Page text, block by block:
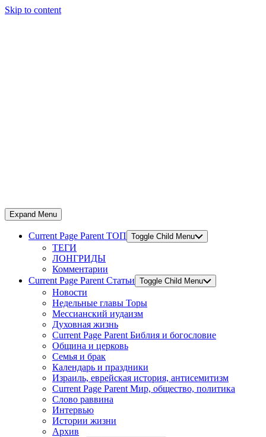
Skip to content
Expand Menu
Current Page Parent ТОП Toggle Child Menu
ТЕГИ
ЛОНГРИДЫ
Комментарии
Current Page Parent Статьи Toggle Child Menu
Новости
Недельные главы Торы
Мессианский иудаизм
Духовная жизнь
Current Page Parent Библия и богословие
Община и церковь
Семья и брак
Календарь и праздники
Израиль, еврейская история, антисемитизм
Current Page Parent Мир, общество, политика
Слово раввина
Интервью
Истории жизни
Архив